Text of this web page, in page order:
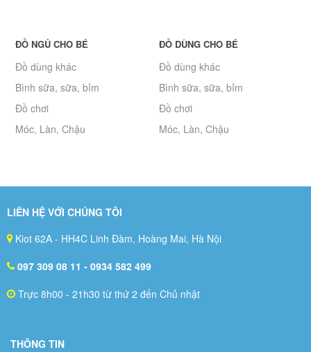
ĐỒ NGỦ CHO BÉ
Đồ dùng khác
Bình sữa, sữa, bỉm
Đồ chơi
Móc, Làn, Chậu
ĐỒ DÙNG CHO BÉ
Đồ dùng khác
Bình sữa, sữa, bỉm
Đồ chơi
Móc, Làn, Chậu
LIÊN HỆ VỚI CHÚNG TÔI
Kiot 62A - HH4C Linh Đàm, Hoàng Mai, Hà Nội
097 309 08 11 - 0934 582 499
Trực 8h00 - 21h30 từ thứ 2 đến Chủ nhật
THÔNG TIN